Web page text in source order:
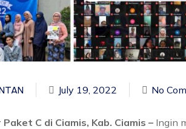
July 19, 2022 No
C di Ciamis, Kab. Ciamis – Ingin